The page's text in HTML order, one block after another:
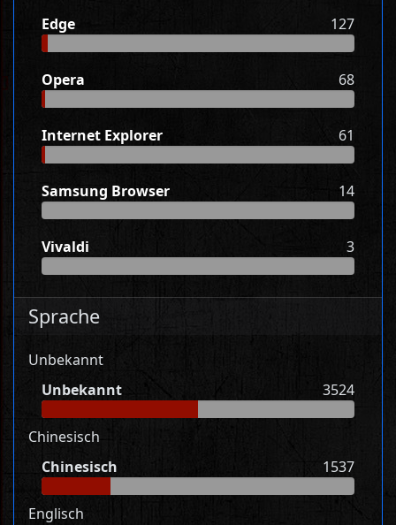
Edge 127
Opera 68
Internet Explorer 61
Samsung Browser 14
Vivaldi 3
Sprache
Unbekannt
Unbekannt
3524
Chinesisch
Chinesisch
1537
Englisch